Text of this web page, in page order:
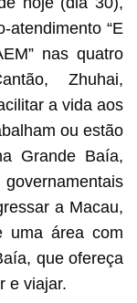
atendimento “E
nas quatro
Zhuhai,
a vida aos
ou estão
Grande Baía,
a Macau,
uma área com
que ofereça
e viajar.